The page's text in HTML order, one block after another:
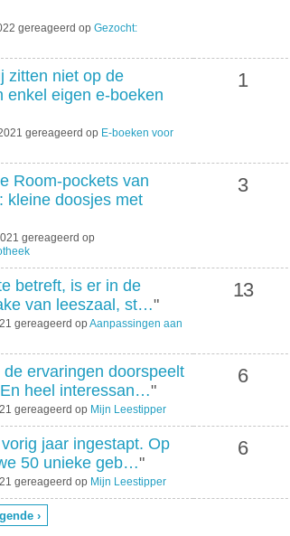
gereageerd op Gezocht:
zitten niet op de
enkel eigen e-boeken
gereageerd op E-boeken voor
1
Room-pockets van
kleine doosjes met
gereageerd op
3
betreft, is er in de
van leeszaal, st…"
gereageerd opAanpassingen aan
13
ervaringen doorspeelt
heel interessan…"
gereageerd op Mijn Leestipper
6
jaar ingestapt. Op
50 unieke geb…"
gereageerd op Mijn Leestipper
6
›